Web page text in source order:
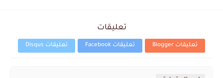
تعليقات
تعليقات Blogger تعليقات Facebook تعليقات Disqus